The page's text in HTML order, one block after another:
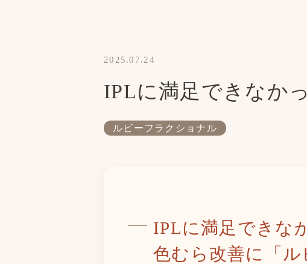
2025.07.24
IPLに満足できなか
ルビーフラクショナル
IPLに満足でき
色むら改善に「